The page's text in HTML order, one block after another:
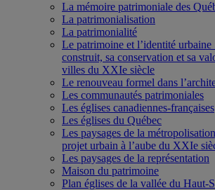
La mémoire patrimoniale des
La patrimonialisation
La patrimonialité
Le patrimoine et l’identité urbaine
construit, sa conservation et sa
villes du XXIe siècle
Le renouveau formel dans
Les communautés patrimoniales
Les églises canadiennes-françaises
Les églises du Québec
Les paysages de la
projet urbain à l’aube du XXIe
Les paysages de la représentation
Maison du patrimoine
Plan églises de la vallée du Haut-